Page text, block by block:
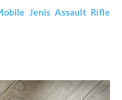
Jenis Assault Rifle